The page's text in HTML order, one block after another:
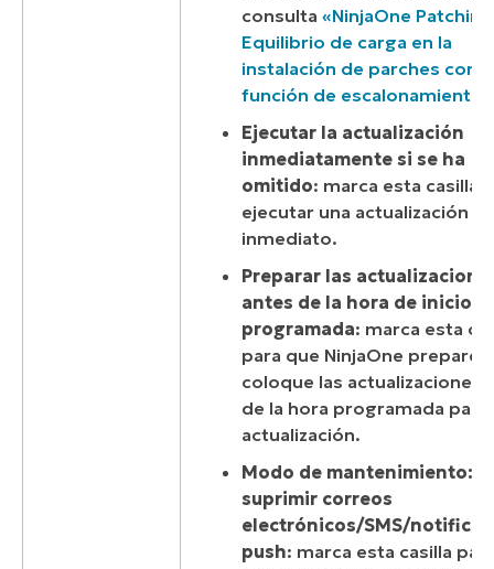
consulta «NinjaOne
Equilibrio de carga en la
instalación de parches con
función de escalonamiento
Ejecutar la actualización
inmediatamente si se ha
omitido: marca esta casilla
ejecutar una actualización
inmediato.
Preparar las
antes de la hora de inicio
programada: marca esta
para que NinjaOne prepare y
coloque las actualizaciones
de la hora programada para
actualización.
Modo de mantenimiento:
suprimir correos
electrónicos/SMS/
push: marca esta casilla